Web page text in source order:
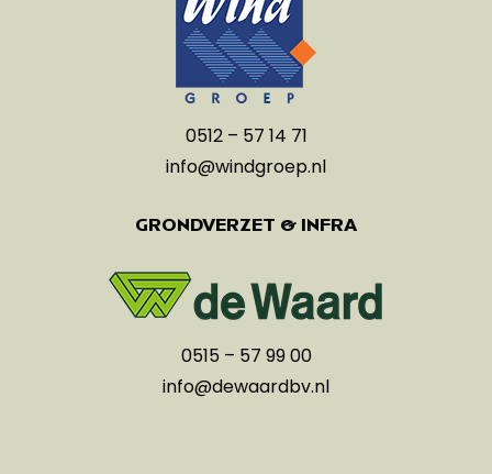
0512 – 57 14 71
info@windgroep.nl
GRONDVERZET & INFRA
0515 – 57 99 00
info@dewaardbv.nl